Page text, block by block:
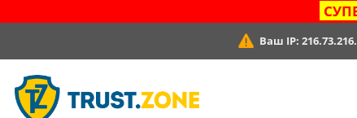
Ваш IP: